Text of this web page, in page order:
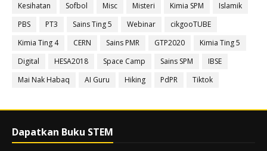
Kesihatan
Sofbol Misc Misteri Kimia SPM
Islamik
PBS
PT3 Sains Ting 5 Webinar
cikgooTUBE
Kimia Ting 4
CERN Sains PMR GTP2020
Kimia Ting 5
Digital
HESA2018 Space Camp Sains SPM
IBSE
Mai Nak Habaq
AI Guru Hiking PdPR Tiktok
Dapatkan Buku STEM